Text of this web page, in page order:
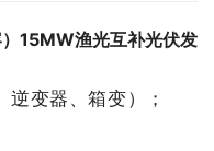
15MW渔光互补光伏发
逆变器、箱变）
；